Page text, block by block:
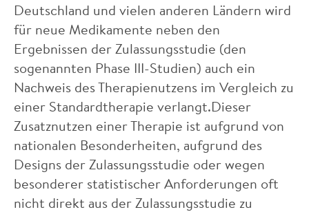
Deutschland und vielen anderen Ländern wird
für neue Medikamente neben den
Ergebnissen der Zulassungsstudie (den
sogenannten Phase III-Studien) auch ein
Nachweis des Therapienutzens im Vergleich zu
einer Standardtherapie verlangt.Dieser
Zusatznutzen einer Therapie ist aufgrund von
nationalen Besonderheiten, aufgrund des
Designs der Zulassungsstudie oder wegen
besonderer statistischer Anforderungen oft
nicht direkt aus der Zulassungsstudie zu